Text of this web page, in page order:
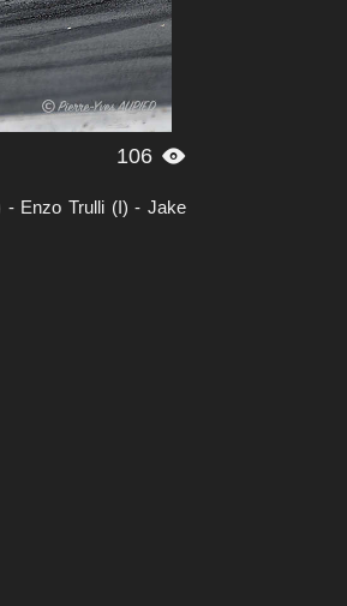
106 
- Enzo Trulli (I) - Jake